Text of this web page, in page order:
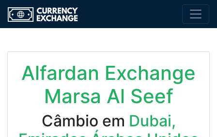
Alfardan Exchange
Marsa Al Seef
Câmbio em Dubai,